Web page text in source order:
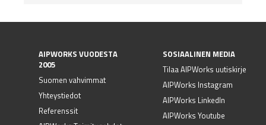
AIPWORKS VUODESTA
2005
Suomen vahvimmat
Yhteystiedot
Referenssit
SOSIAALINEN MEDIA
Tilaa AIPWorks uutiskirje
AIPWorks Instagram
AIPWorks LinkedIn
AIPWorks Youtube